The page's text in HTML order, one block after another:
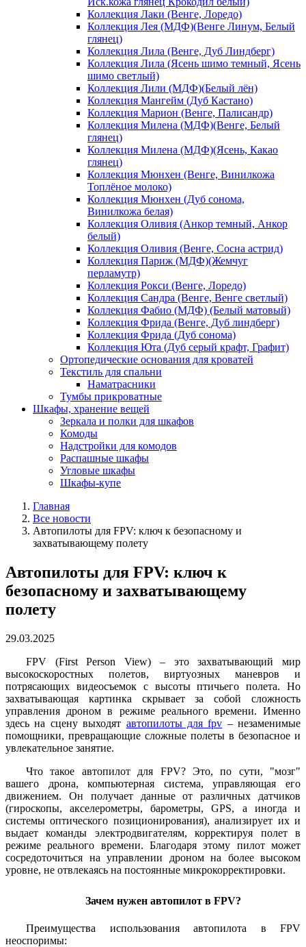
Коллекция Лаки (Венге, Лоредо)
Коллекция Лея (МДФ)(Венге Линум, Белый
глянец)
Коллекция Лила (Венге, Дуб Линдберг)
Коллекция Лила (Ясень шимо темный, Ясень
шимо светлый)
Коллекция Лили (МДФ)(Белый лён)
Коллекция Мангейм (Дуб Кастано)
Коллекция Марион (Венге, Палисандр)
Коллекция Милена (МДФ)(Венге, Белый
глянец)
Коллекция Милена (МДФ)(Ясень, Какао
глянец)
Коллекция Мюнхен (Венге, Винилкожа
Топлёное молоко)
Коллекция Мюнхен (Дуб сонома,
Винилкожа белая)
Коллекция Оливия (Анкор темный, Анкор
белый)
Коллекция Оливия (Венге, Сосна астрид)
Коллекция Париж (МДФ)(Жемчуг
перламутр)
Коллекция Рокси (Венге, Лоредо)
Коллекция Сандра (Венге, Венге светлый)
Коллекция Фабио (МДФ) (Белый матовый)
Коллекция Фрида (Венге, Дуб линдберг)
Коллекция Фрида (Дуб сонома)
Коллекция Юта (Дуб серый крафт, Графит)
Ортопедические основания для кроватей
Текстиль для спальни
Наматрасники
Тумбы прикроватные
Шкафы, хранение вещей
Зеркала и полки для шкафов
Комоды
Надстройки для комодов
Распашные шкафы
Угловые шкафы
Шкафы-купе
Главная
Все новости
Автопилоты для FPV: ключ к безопасному и
захватывающему полету
Автопилоты для FPV: ключ к
безопасному и захватывающему
полету
29.03.2025
FPV (First Person View) – это захватывающий мир
высокоскоростных полетов, виртуозных маневров и
потрясающих видеосъемок с высоты птичьего полета. Но
захватывающая картинка скрывает за собой сложность
управления дроном в режиме реального времени. Именно
здесь на сцену выходят автопилоты для fpv – незаменимые
помощники, превращающие сложные полеты в безопасное и
увлекательное занятие.
Что такое автопилот для FPV? Это, по сути, "мозг"
вашего дрона, компьютерная система, управляющая его
движением. Он получает данные от различных датчиков
(гироскопы, акселерометры, барометры, GPS, а иногда и
системы оптического позиционирования), анализирует их и
выдает команды электродвигателям, корректируя полет в
режиме реального времени. Благодаря этому пилот может
сосредоточиться на управлении дроном на более высоком
уровне, не отвлекаясь на постоянные микрокорректировки.
Зачем нужен автопилот в FPV?
Преимущества использования автопилота в FPV
неоспоримы: